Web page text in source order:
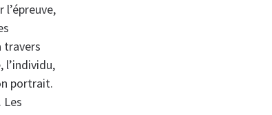
travers
l’individu,
portrait.
Les